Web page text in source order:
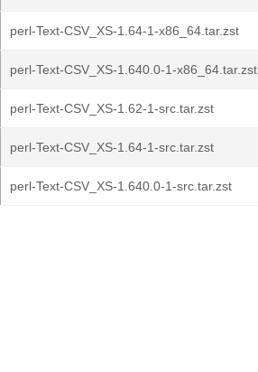
perl-Text-CSV_XS-1.64-1-x86_64.tar.zst
perl-Text-CSV_XS-1.640.0-1-x86_64.tar.zst
perl-Text-CSV_XS-1.62-1-src.tar.zst
perl-Text-CSV_XS-1.64-1-src.tar.zst
perl-Text-CSV_XS-1.640.0-1-src.tar.zst